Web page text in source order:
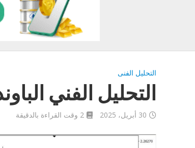
التحليل الفنى
التحليل الفني الباوند
30 أبريل، 2025 2 وقت القراءة بالدقيقة